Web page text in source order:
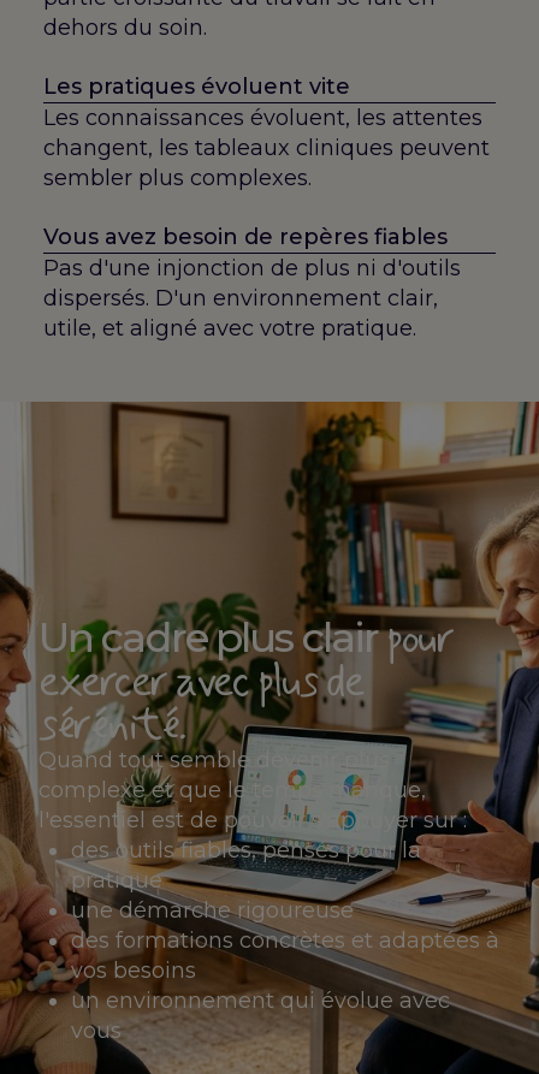
dehors du soin.
Les pratiques évoluent vite
Les connaissances évoluent, les attentes
changent, les tableaux cliniques peuvent
sembler plus complexes.
Vous avez besoin de repères fiables
Pas d'une injonction de plus ni d'outils
dispersés. D'un environnement clair,
utile, et aligné avec votre pratique.
Un cadre plus clairpour
exercer avec plus de
sérénité.
Quand tout semble devenir plus
complexe et que le temps manque,
l'essentiel est de pouvoir s'appuyer sur :
des outils fiables, pensés pour la
pratique
une démarche rigoureuse
des formations concrètes et adaptées à
vos besoins
un environnement qui évolue avec
vous